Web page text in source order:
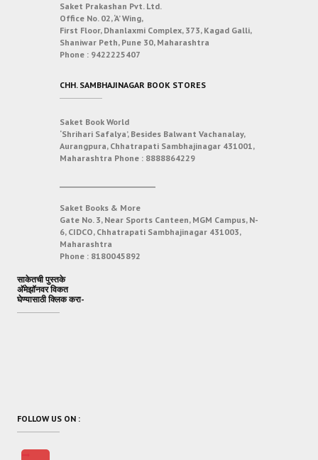
Saket Prakashan Pvt. Ltd.
Office No. 02, ‘A’ Wing,
First Floor, Dhanlaxmi Complex, 373, Kagad Galli,
Shaniwar Peth, Pune 30, Maharashtra
Phone : 9422225407
CHH. SAMBHAJINAGAR BOOK STORES
Saket Book World
‘Shrihari Safalya’, Besides Balwant Vachanalay,
Aurangpura, Chhatrapati Sambhajinagar 431001,
Maharashtra Phone : 8888864229
Saket Books & More
Gate No. 3, Near Sports Canteen, MGM Campus, N-
6, CIDCO, Chhatrapati Sambhajinagar 431003,
Maharashtra
Phone : 8180045892
साकेतची पुस्तके
अ‍ॅमेझॉनवर विकत
घेण्यासाठी क्लिक करा-
FOLLOW US ON :